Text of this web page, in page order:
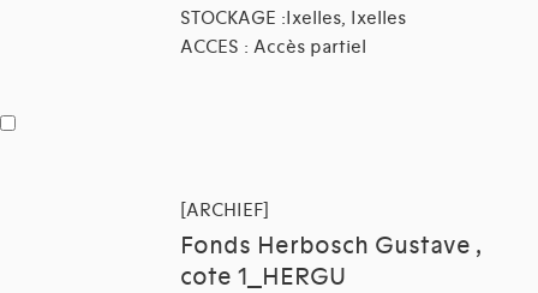
STOCKAGE :Ixelles, Ixelles
ACCES : Accès partiel
[ARCHIEF]
Fonds Herbosch Gustave ,
cote 1_HERGU